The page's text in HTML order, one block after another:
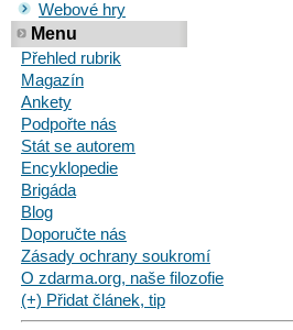
Webové hry
Menu
Přehled rubrik
Magazín
Ankety
Podpořte nás
Stát se autorem
Encyklopedie
Brigáda
Blog
Doporučte nás
Zásady ochrany soukromí
O zdarma.org, naše filozofie
(+) Přidat článek, tip